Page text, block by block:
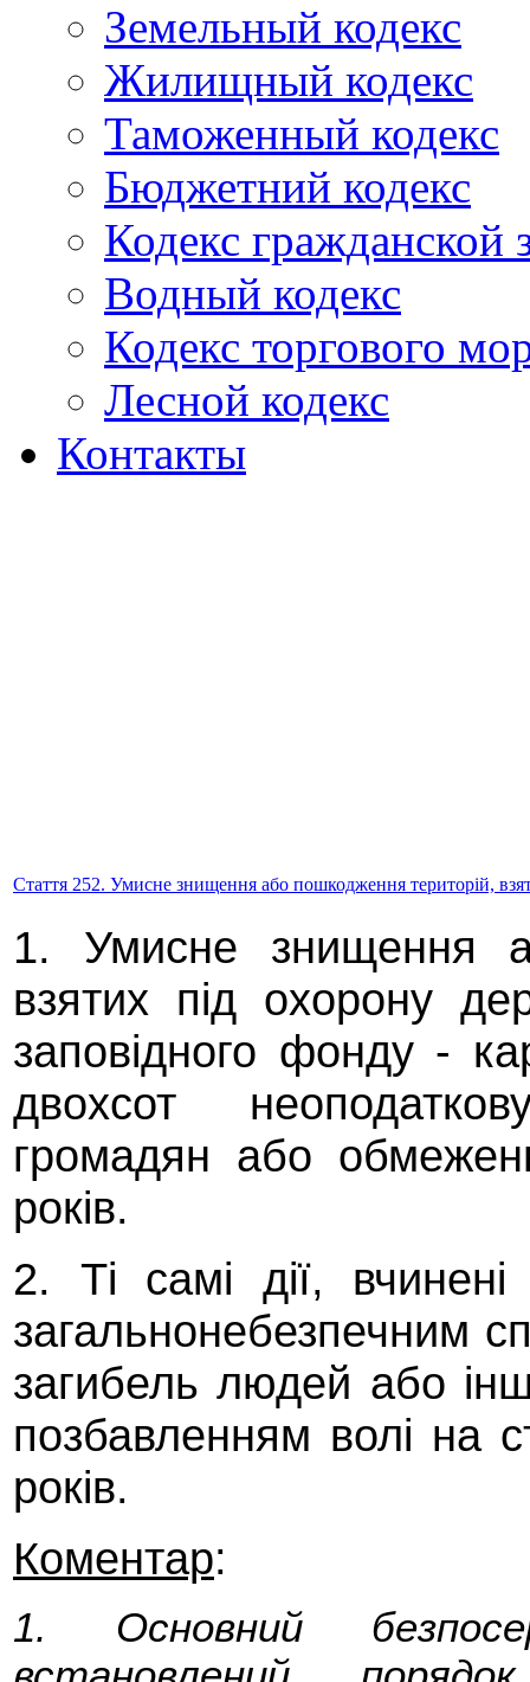
Земельный кодекс
Жилищный кодекс
Таможенный кодекс
Бюджетний кодекс
Кодекс гражданской
Водный кодекс
Кодекс торгового
Лесной кодекс
Контакты
Стаття 252. Умисне знищення або пошкодження територій,
1. Умисне знищення
взятих під охорону
заповідного фонду -
двохсот
громадян або
років.
2. Ті самі дії,
загальнонебезпечним
загибель людей або
позбавленням волі на
років.
Коментар:
1. Основний